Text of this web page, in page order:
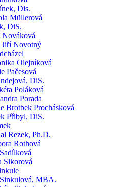
Dis.
Müllerová
DiS.
Nováková
Novotný
Olejníková
Pačesová
DiS.
Poláková
Porada
Brotbek Prochásková
Přibyl, DiS.
Rezek, Ph.D.
Rothová
Sikorová
MBA.